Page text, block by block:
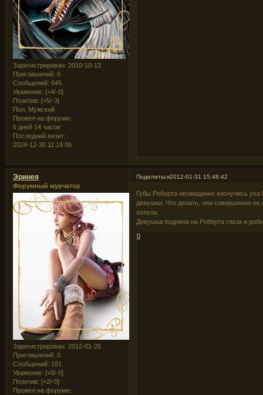
Зарегистрирован: 2010-10-13
Приглашений: 0
Сообщений: 645
Уважение: [+4/-0]
Позитив: [+5/-3]
Пол: Мужской
Провел на форуме:
6 дней 14 часов
Последний визит:
2024-12-30 11:18:06
Поделиться2012-01-31 15:48:42
Эринея
Форумный мурчатор
Зарегистрирован: 2012-01-25
Приглашений: 0
Сообщений: 181
Уважение: [+0/-0]
Позитив: [+2/-0]
Провел на форуме:
Губы Роберта неожиданно коснулись
девушки. Что делать, она совершенно не
хотела.
Девушка подняла на Роберта глаза и
0